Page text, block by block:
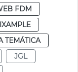
FDM
TEMÁTICA
JGL